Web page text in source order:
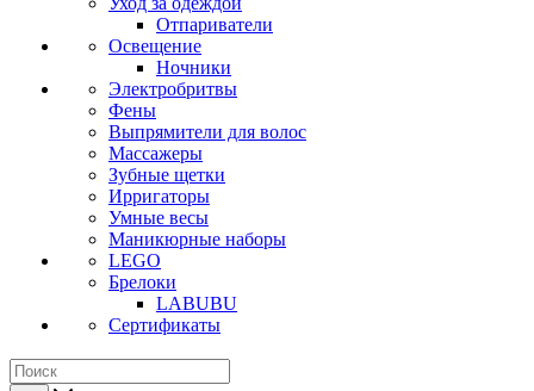
Отпариватели
Освещение
Ночники
Электробритвы
Фены
Выпрямители для волос
Массажеры
Зубные щетки
Ирригаторы
Умные весы
Маникюрные наборы
LEGO
Брелоки
LABUBU
Сертификаты